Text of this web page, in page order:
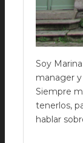
Soy
manager
Siempre
tenerlos,
hablar